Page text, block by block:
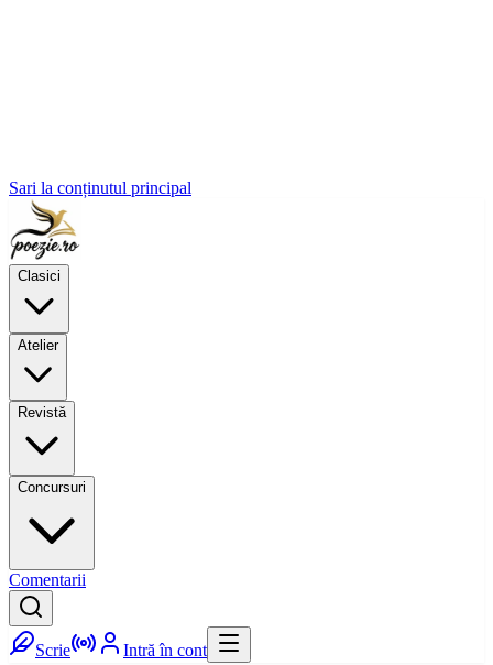
Sari la conținutul principal
Clasici
Atelier
Revistă
Concursuri
Comentarii
Scrie Intră în cont